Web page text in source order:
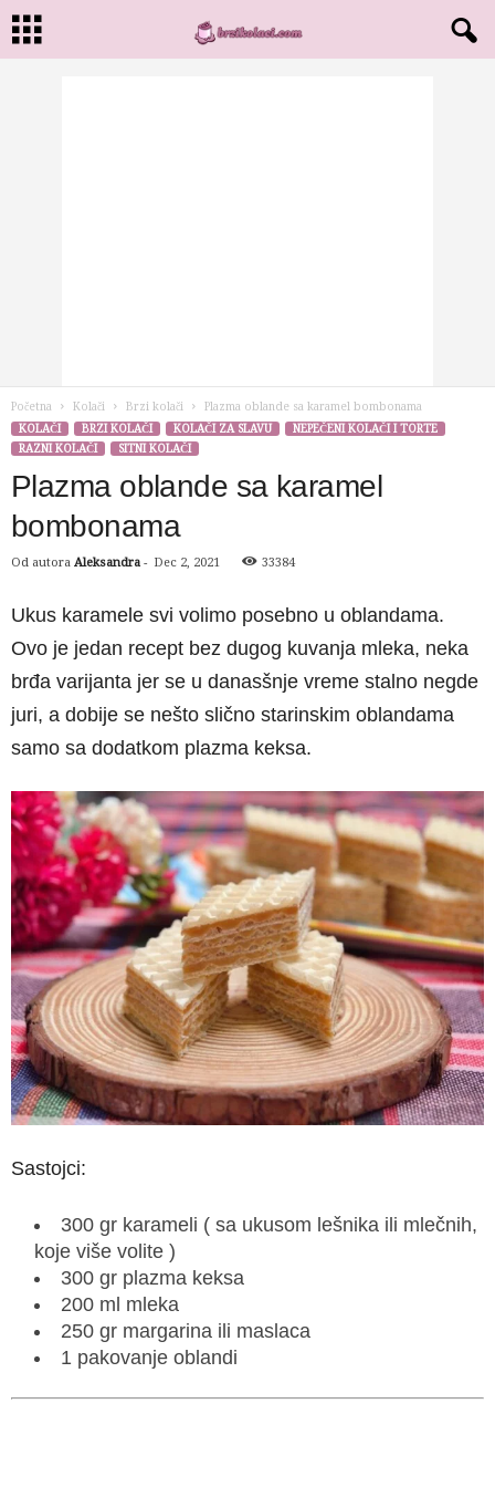
Početna Kolači Brzi kolači
Plazma oblande sa karamel bombonama
KOLAČI
BRZI KOLAČI KOLAČI ZA SLAVU
NEPEČENI KOLAČI I TORTE
RAZNI KOLAČI
SITNI KOLAČI
Plazma oblande sa karamel
bombonama
Od autora Aleksandra - Dec 2, 2021 33384
Ukus karamele svi volimo posebno u oblandama.
Ovo je jedan recept bez dugog kuvanja mleka, neka
brđa varijanta jer se u danasšnje vreme stalno negde
juri, a dobije se nešto slično starinskim oblandama
samo sa dodatkom plazma keksa.
Sastojci:
300 gr karameli ( sa ukusom lešnika ili mlečnih,
koje više volite )
300 gr plazma keksa
200 ml mleka
250 gr margarina ili maslaca
1 pakovanje oblandi